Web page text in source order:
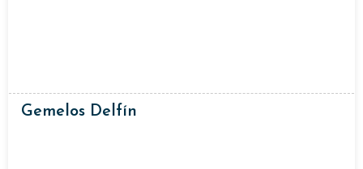
Gemelos Delfín